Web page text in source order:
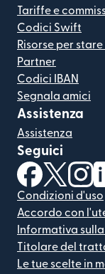
Tariffe e
Codici Swift
Risorse per
Partner
Codici IBAN
Segnala amici
Assistenza
Assistenza
Seguici
(si apre in
(si
Condizioni d'uso
Accordo con
Informativa
Titolare del
Le tue scelte in